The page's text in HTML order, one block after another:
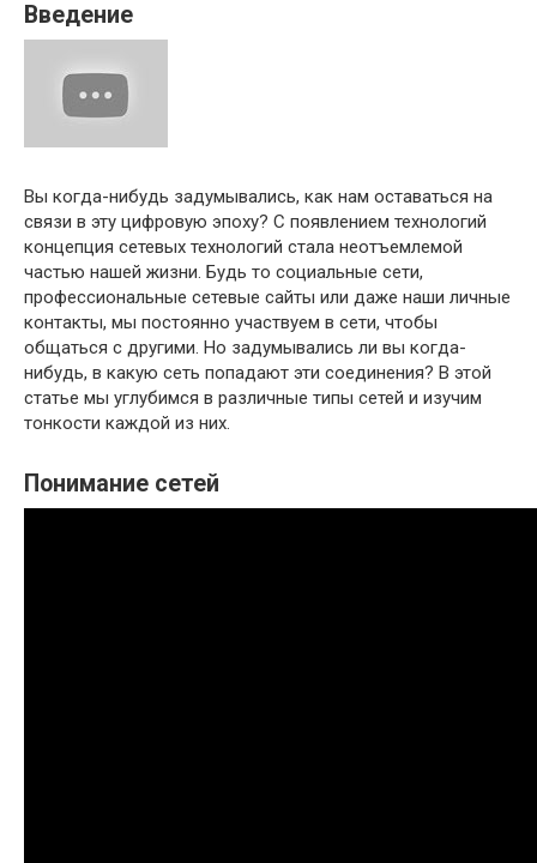
Введение
Вы когда-нибудь задумывались, как нам оставаться на
связи в эту цифровую эпоху? С появлением технологий
концепция сетевых технологий стала неотъемлемой
частью нашей жизни. Будь то социальные сети,
профессиональные сетевые сайты или даже наши личные
контакты, мы постоянно участвуем в сети, чтобы
общаться с другими. Но задумывались ли вы когда-
нибудь, в какую сеть попадают эти соединения? В этой
статье мы углубимся в различные типы сетей и изучим
тонкости каждой из них.
Понимание сетей